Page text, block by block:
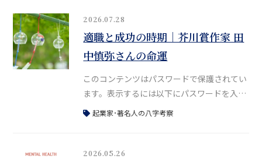
2026.07.28
適職と成功の時期｜芥川賞作家 田
中慎弥さんの命運
このコンテンツはパスワードで保護されてい
ます。表示するには以下にパスワードを入力
してください: パスワード:
起業家･著名人の八字考察
2026.05.26